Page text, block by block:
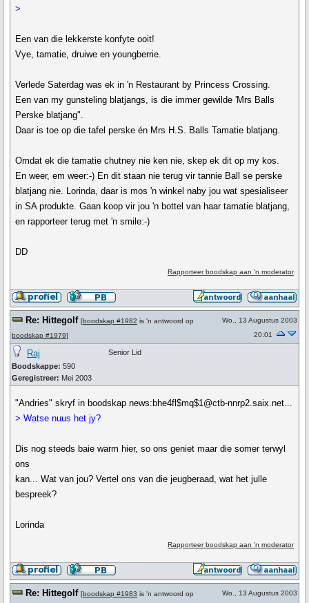
>
Een van die lekkerste konfyte ooit!
Vye, tamatie, druiwe en youngberrie.
Verlede Saterdag was ek in 'n Restaurant by Princess Crossing.
Een van my gunsteling blatjangs, is die immer gewilde 'Mrs Balls
Perske blatjang".
Daar is toe op die tafel perske én Mrs H.S. Balls Tamatie blatjang.
Omdat ek die tamatie chutney nie ken nie, skep ek dit op my kos.
En weer, em weer:-) En dit staan nie terug vir tannie Ball se perske
blatjang nie. Lorinda, daar is mos 'n winkel naby jou wat spesialiseer
in SA produkte. Gaan koop vir jou 'n bottel van haar tamatie blatjang,
en rapporteer terug met 'n smile:-)
DD
Rapporteer boodskap aan 'n moderator
Re: Hittegolf [boodskap #1982 is 'n antwoord op
boodskap #1979]
Wo., 13 Augustus 2003
20:01
Raj
Boodskappe: 590
Geregistreer: Mei 2003
Senior Lid
"Andries" skryf in boodskap news:bhe4fl$mq$1@ctb-nnrp2.saix.net...
> Watse nuus het jy?
Dis nog steeds baie warm hier, so ons geniet maar die somer terwyl
ons
kan... Wat van jou? Vertel ons van die jeugberaad, wat het julle
bespreek?
Lorinda
Rapporteer boodskap aan 'n moderator
Re: Hittegolf [boodskap #1983 is 'n antwoord op
Wo., 13 Augustus 2003